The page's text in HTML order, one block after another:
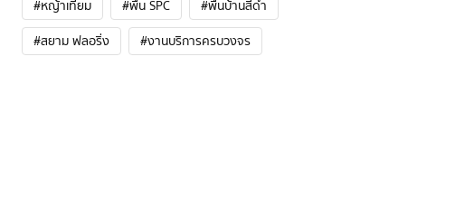
#หญ้าเทียม #พื้น SPC
#พื้นบ้านสีดำ
#สยาม ฟลอริ่ง
#งานบริการครบวงจร